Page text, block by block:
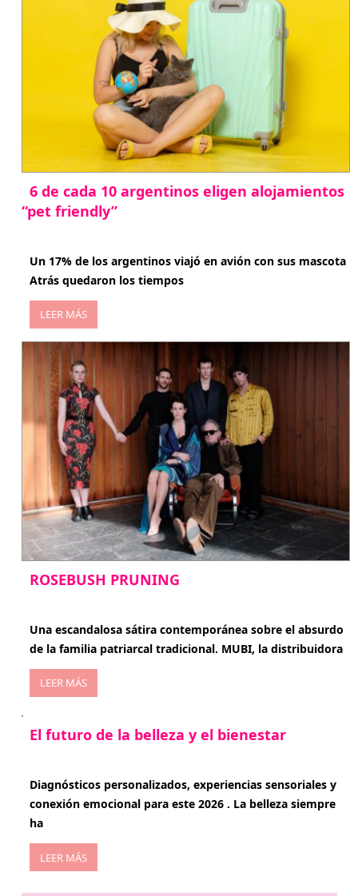
6 de cada 10 argentinos eligen alojamientos
“pet friendly”
Un 17% de los argentinos viajó en avión con sus mascota
Atrás quedaron los tiempos
LEER MÁS
ROSEBUSH PRUNING
Una escandalosa sátira contemporánea sobre el absurdo
de la familia patriarcal tradicional. MUBI, la distribuidora
LEER MÁS
El futuro de la belleza y el bienestar
Diagnósticos personalizados, experiencias sensoriales y
conexión emocional para este 2026 . La belleza siempre
ha
LEER MÁS